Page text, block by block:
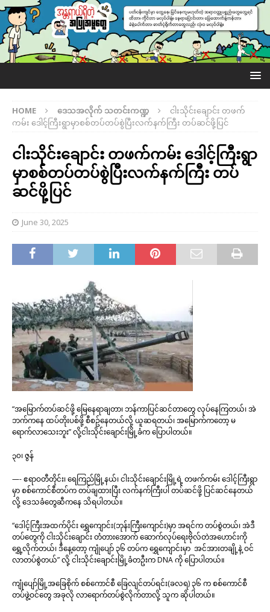
HOME ဒေသအလိုက် သတင်းကဏ္ဍ
ငါးသိုင်းချောင်း တဖက်
ကမ်း ဒေါင့်ကြီးရွာမှာစစ်တပ်တပ်စွဲပြီးလက်နက်ကြီး တပ်ဆင်ဖို့ပြင်
ငါးသိုင်းချောင်း တဖက်ကမ်း ဒေါင့်ကြီးရွာ
မှာစစ်တပ်တပ်စွဲပြီးလက်နက်ကြီး တပ်
ဆင်ဖို့ပြင်
June 30, 2025
“အမြောက်တပ်ဆင်ဖို့ မြေနေရာချတာ၊ ဘန်ကာပြင်ဆင်တာတွေ လုပ်နေကြတယ်၊ အဲ
ဘက်ကနေ ထပ်တိုးပစ်ဖို့ စီစဥ်နေတယ်လို့ ယူဆရတယ်၊ အမြောက်ကတော့ မ
ရောက်လာသေးဘူး” လို့ငါးသိုင်းချောင်းမြို့ခံက ပြောပါတယ်။
၃၀၊ ဇွန်
—- ဧရာဝတီတိုင်း၊ ရေကြည်မြို့နယ်၊ ငါးသိုင်းချောင်းမြို့ရဲ့ တဖက်ကမ်း ဒေါင့်ကြီးရွာ
မှာ စစ်ကောင်စီတပ်က တပ်ချထားပြီး လက်နက်ကြီးပါ တပ်ဆင်ဖို့ ပြင်ဆင်နေတယ်
လို့ ဒေသခံတွေဆီကနေ သိရပါတယ်။
“ဒေါင့်ကြီးအထက်ပိုင်း ရွှေကျောင်း(ဘုန်းကြီးကျောင်း)မှာ အရင်က တပ်စွဲတယ်၊ အဲဒီ
တပ်တွေကို ငါးသိုင်းချောင်း တံတားအောက် ဆောက်လုပ်ရေးဗိုလ်တဲအဟောင်းကို
ရွှေ့လိုက်တယ်၊ ဒီနေ့တော့ ကျုံပျော် ၃၆ တပ်က ရွှေကျောင်းမှာ အင်အားတချို့နဲ့ ဝင်
လာတပ်စွဲတယ်” လို့ ငါးသိုင်းချောင်းမြို့ခံတဦးက DNA ကို ပြောပါတယ်။
ကျုံပျော်မြို့အခြေစိုက် စစ်ကောင်စီ ခြေလျင်တပ်ရင်း(ခလရ) ၃၆ က စစ်ကောင်စီ
တပ်ဖွဲ့ဝင်တွေ အခုလို လာရောက်တပ်စွဲလိုက်တာလို့ သူက ဆိုပါတယ်။